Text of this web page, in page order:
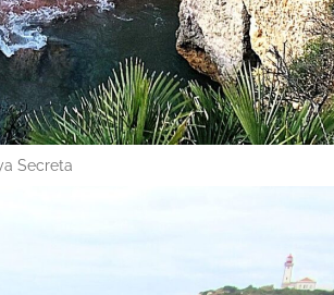
Secreta